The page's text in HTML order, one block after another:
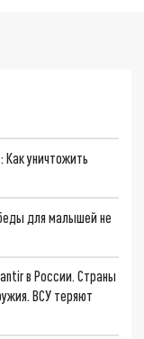
Как уничтожить
для малышей не
в России. Страны
ВСУ теряют